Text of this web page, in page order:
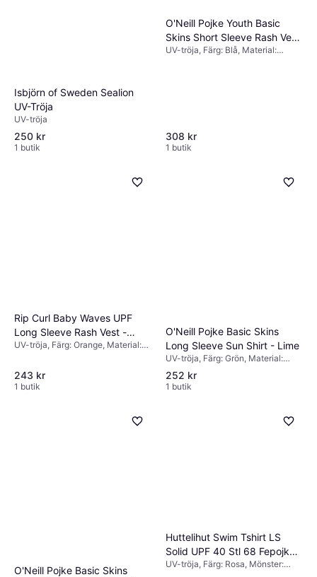
Isbjörn of Sweden Sealion
UV-Tröja
UV-tröja
250 kr
1 butik
O'Neill Pojke Youth Basic
Skins Short Sleeve Rash Vest
- Blue
UV-tröja, Färg: Blå, Material:
308 kr
1 butik
Rip Curl Baby Waves UPF
Long Sleeve Rash Vest -
Vitamin C Orange
UV-tröja, Färg: Orange, Material:
243 kr
1 butik
O'Neill Pojke Basic Skins
Long Sleeve Sun Shirt - Lime
UV-tröja, Färg: Grön, Material:
Polyester, Elastan/Lycra/Spandex,
Mönster: Enfärgad
252 kr
1 butik
O'Neill Pojke Basic Skins
Huttelihut Swim Tshirt LS
Solid UPF 40 Stl 68 Fepojkar
- Ash Rose
UV-tröja, Färg: Rosa, Mönster: